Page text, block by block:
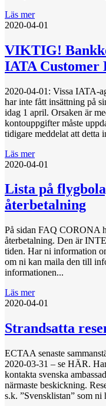
Läs mer
2020-04-01
VIKTIG!
IATA Customer
2020-04-01: Vissa IATA-
har inte fått insättning på
idag 1 april. Orsaken är
kontouppgifter måste
tidigare meddelat att detta
Läs mer
2020-04-01
Lista på
återbetalning
På sidan FAQ CORONA
återbetalning. Den är
tiden. Har ni information
om ni kan maila den till
informationen...
Läs mer
2020-04-01
Strandsatta
ECTAA senaste
2020-03-31 – se HÄR.
kontakta svenska
närmaste beskickning.
s.k. ”Svensklistan” som